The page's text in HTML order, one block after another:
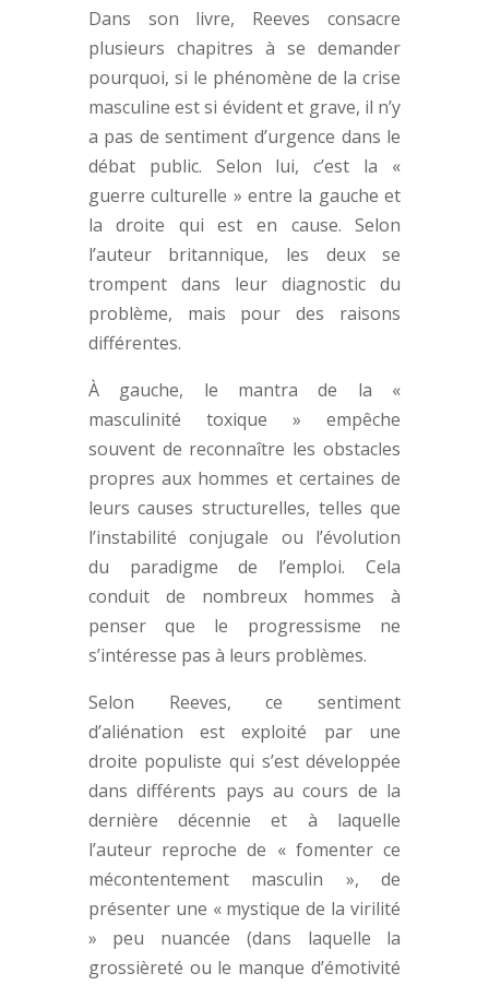
Dans son livre, Reeves consacre
plusieurs chapitres à se demander
pourquoi, si le phénomène de la crise
masculine est si évident et grave, il n’y
a pas de sentiment d’urgence dans le
débat public. Selon lui, c’est la «
guerre culturelle » entre la gauche et
la droite qui est en cause. Selon
l’auteur britannique, les deux se
trompent dans leur diagnostic du
problème, mais pour des raisons
différentes.
À gauche, le mantra de la «
masculinité toxique » empêche
souvent de reconnaître les obstacles
propres aux hommes et certaines de
leurs causes structurelles, telles que
l’instabilité conjugale ou l’évolution
du paradigme de l’emploi. Cela
conduit de nombreux hommes à
penser que le progressisme ne
s’intéresse pas à leurs problèmes.
Selon Reeves, ce sentiment
d’aliénation est exploité par une
droite populiste qui s’est développée
dans différents pays au cours de la
dernière décennie et à laquelle
l’auteur reproche de « fomenter ce
mécontentement masculin », de
présenter une « mystique de la virilité
» peu nuancée (dans laquelle la
grossièreté ou le manque d’émotivité